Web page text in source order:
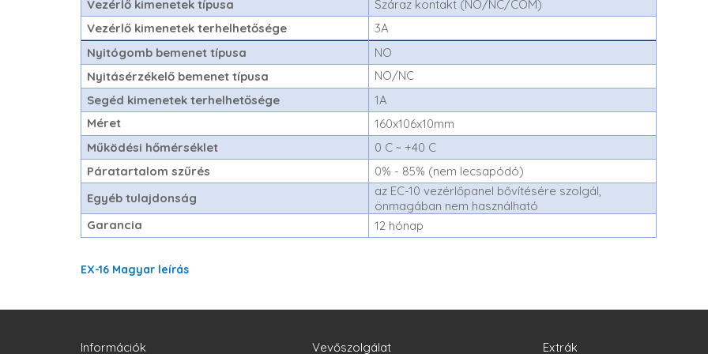
Vezérlő kimenetek típusa
Száraz kontakt (NO/NC/COM)
Vezérlő kimenetek terhelhetősége
3A
Nyitógomb bemenet típusa
NO
Nyitásérzékelő bemenet típusa
NO/NC
Segéd kimenetek terhelhetősége
1A
Méret
160x106x10mm
Működési hőmérséklet
0 C ~ +40 C
Páratartalom szűrés
0% - 85% (nem lecsapódó)
Egyéb tulajdonság
az EC-10 vezérlőpanel bővítésére szolgál,
önmagában nem használható
Garancia
12 hónap
EX-16 Magyar leírás
Információk Vevőszolgálat Extrák